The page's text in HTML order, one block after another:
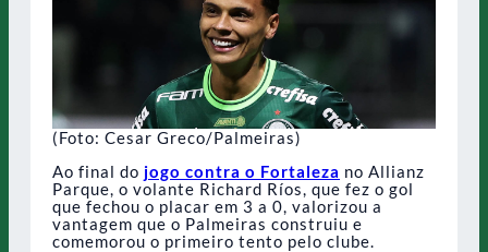
(Foto: Cesar Greco/Palmeiras)
Ao final do jogo contra o Fortaleza no Allianz
Parque, o volante Richard Ríos, que fez o gol
que fechou o placar em 3 a 0, valorizou a
vantagem que o Palmeiras construiu e
comemorou o primeiro tento pelo clube.